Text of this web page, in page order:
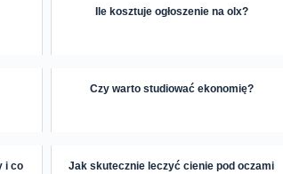
Ile kosztuje ogłoszenie na olx?
Czy warto studiować ekonomię?
i co
Jak skutecznie leczyć cienie pod oczami